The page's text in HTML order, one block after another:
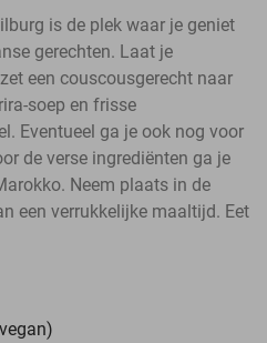
is de plek waar je geniet
gerechten. Laat je
een couscousgerecht naar
soep en frisse
Eventueel ga je ook nog voor
de verse ingrediënten ga je
Neem plaats in de
een verrukkelijke maaltijd. Eet